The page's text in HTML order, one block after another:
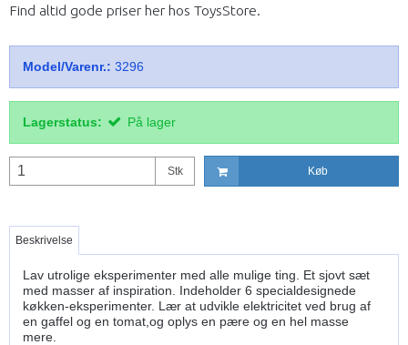
Find altid gode priser her hos ToysStore.
Model/Varenr.: 3296
Lagerstatus: På lager
Stk Køb
Beskrivelse
Lav utrolige eksperimenter med alle mulige ting. Et sjovt sæt
med masser af inspiration. Indeholder 6 specialdesignede
køkken-eksperimenter. Lær at udvikle elektricitet ved brug af
en gaffel og en tomat,og oplys en pære og en hel masse
mere.